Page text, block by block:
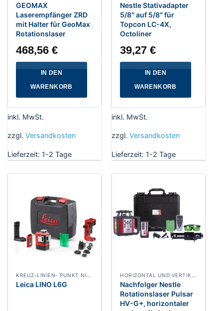
GEOMAX
Laserempfänger ZRD
mit Halter für GeoMax
Rotationslaser
468,56€
IN DEN
WARENKORB
inkl. MwSt.
zzgl. Versandkosten
Lieferzeit: 1-2 Tage
Nestle Stativadapter
5/8″ auf 5/8″ für
Topcon LC-4X,
Octoliner
39,27€
IN DEN
WARENKORB
inkl. MwSt.
zzgl. Versandkosten
Lieferzeit: 1-2 Tage
KREUZ-LINIEN- PUNKT NIVELLIERLASER
Leica LINO L6G
HORIZONTAL UND VERTIKAL ROTATIONSLASER
Nachfolger Nestle
Rotationslaser Pulsar
HV-G+, horizontaler